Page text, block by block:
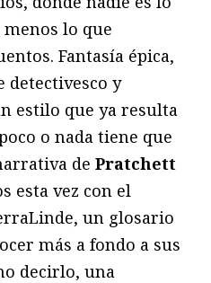
lo que
Fantasía épica,
detectivesco y
estilo que ya resulta
o nada tiene que
de Pratchett
esta vez con el
un glosario
más a fondo a sus
decirlo, una